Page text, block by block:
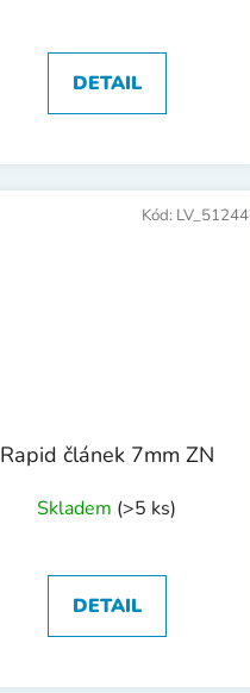
DETAIL
Rapid článek 7mm ZN
Skladem (>5 ks)
DETAIL
Kód: LV_51244